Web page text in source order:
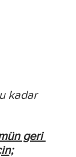
kadar
geri